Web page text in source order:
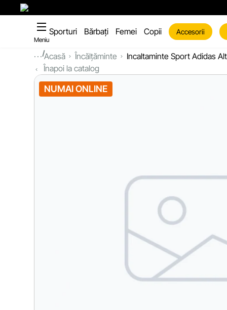
Meniu
Sporturi Bărbați Femei Copii Accesorii
...Acasă Încălțăminte
Incaltaminte Sport Adidas
Înapoi la catalog
NUMAI ONLINE